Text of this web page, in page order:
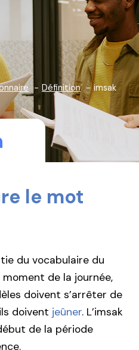
Définition imsak
le mot
du vocabulaire du
moment de la journée,
doivent s’arrêter de
doivent jeûner. L’imsak
de la période